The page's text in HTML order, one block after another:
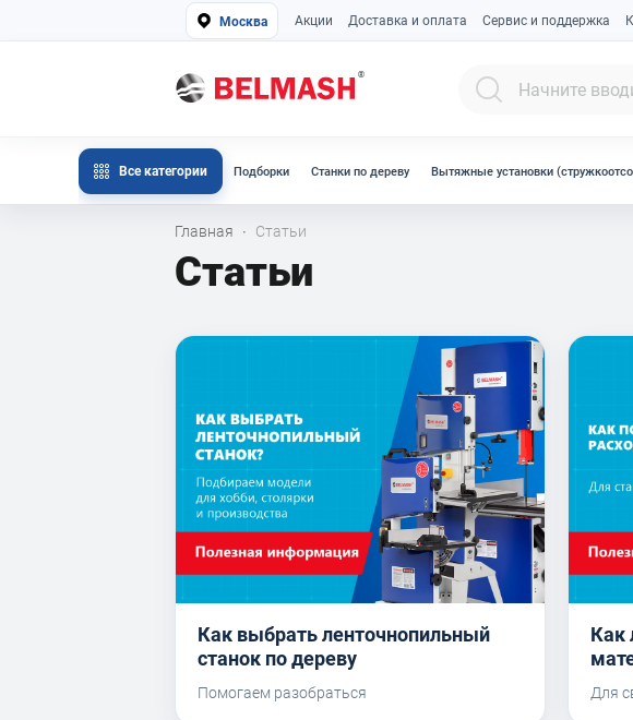
Москва Акции Доставка и оплата Сервис и поддержка
Все категории Подборки Станки по дереву Вытяжные установки
Главная · Статьи
Статьи
Как выбрать ленточнопильный
станок по дереву
Помогаем разобраться
Как
Для